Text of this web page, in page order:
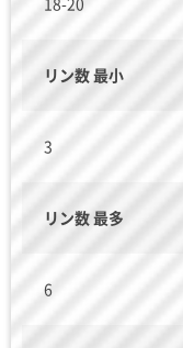
リン数 最小
3
リン数 最多
6